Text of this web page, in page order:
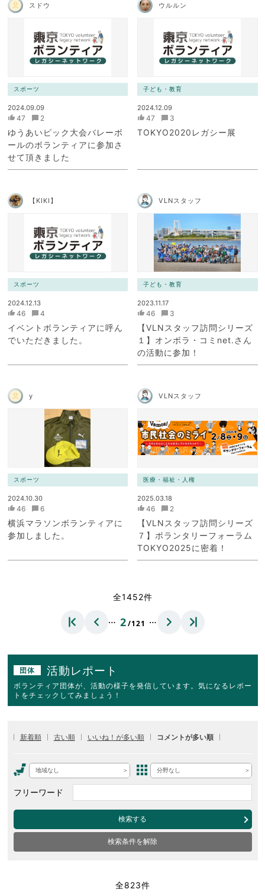
スドウ
スポーツ
2024.09.09
47 2
ゆうあいピック大会バレーボ
ールのボランティアに参加さ
せて頂きました
ウルルン
子ども・教育
2024.12.09
47 3
TOKYO2020レガシー展
【KIKI】
スポーツ
2024.12.13
46 4
イベントボランティアに呼ん
でいただきました。
VLNスタッフ
子ども・教育
2023.11.17
46 3
【VLNスタッフ訪問シリーズ
１】オンボラ・コミnet.さん
の活動に参加！
y
スポーツ
2024.10.30
46 6
横浜マラソンボランティアに
参加しました。
VLNスタッフ
医療・福祉・人権
2025.03.18
46 2
【VLNスタッフ訪問シリーズ
７】ボランタリーフォーラム
TOKYO2025に密着！
全1452件
… 2/121 …
団体 活動レポート
ボランティア団体が、活動の様子を発信しています。気になるレポー
トをチェックしてみましょう！
新着順 古い順 いいね！が多い順 コメントが多い順
地域なし 分野なし
フリーワード
検索する
検索条件を解除
全823件